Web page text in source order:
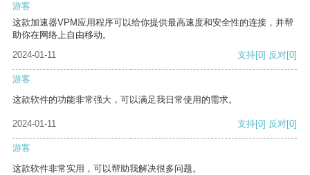
游客
这款加速器VPM应用程序可以给你提供最高速度和安全性的连接，并帮
助你在网络上自由移动。
2024-01-11
支持[0] 反对[0]
游客
这款软件的功能非常强大，可以满足我日常使用的需求。
2024-01-11 支持[0] 反对[0]
游客
这款软件非常实用，可以帮助我解决很多问题。